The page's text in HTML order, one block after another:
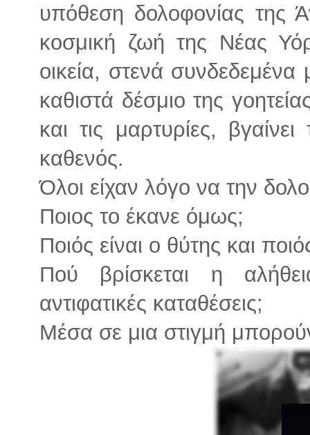
υπόθεση δολοφονίας της
κοσμική ζωή της Νέας
οικεία, στενά συνδεδεμένα
καθιστά δέσμιο της
και τις μαρτυρίες,
καθενός.
Όλοι είχαν λόγο να την
Ποιος το έκανε όμως;
Ποιός είναι ο θύτης και
Πού βρίσκεται η
αντιφατικές καταθέσεις;
Μέσα σε μια στιγμή